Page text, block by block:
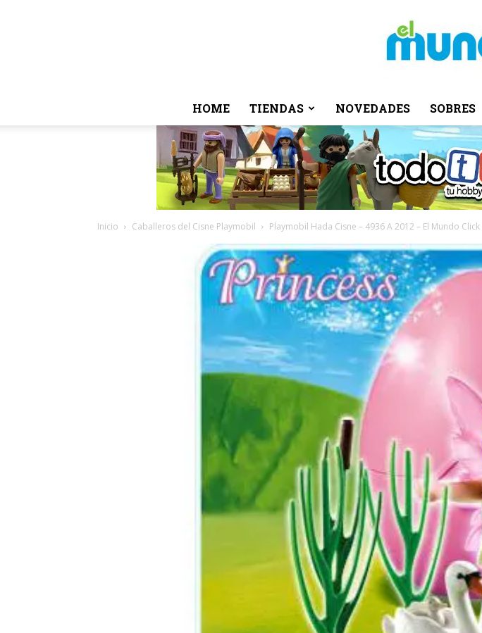
El
HOME TIENDAS NOVEDADES SOBRES
Inicio Caballeros del Cisne Playmobil Playmobil Hada Cisne – 4936 A 2012 – El Mundo Click